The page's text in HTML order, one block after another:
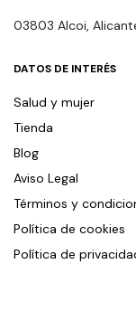
03803 Alcoi,
DATOS DE INTERÉS
Salud y mujer
Tienda
Blog
Aviso Legal
Términos y
Política de cookies
Política de